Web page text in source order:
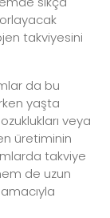
takviyesini
da bu
yaşta
veya
üretiminin
takviye
de uzun